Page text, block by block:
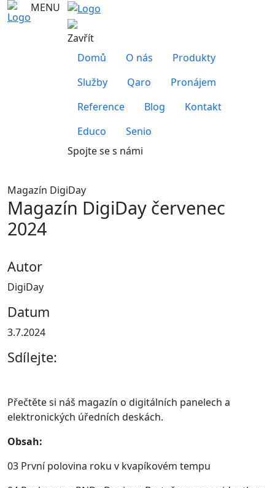
MENU
Zavřít
Domů
O nás
Produkty
Služby
Qaro
Pronájem
Reference
Blog
Kontakt
Educo
Senio
Spojte se s námi
Magazín DigiDay
Magazín DigiDay červenec
2024
Autor
DigiDay
Datum
3.7.2024
Sdílejte:
Přečtěte si náš magazín o digitálních panelech a
elektronických úředních deskách.
Obsah:
03 První polovina roku v kvapíkovém tempu